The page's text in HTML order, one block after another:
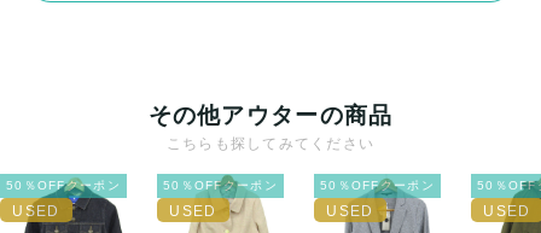
その他アウターの商品
こちらも探してみてください
50％OFFクーポン 50％OFFクーポン 50％OFFクーポン 50％OFF